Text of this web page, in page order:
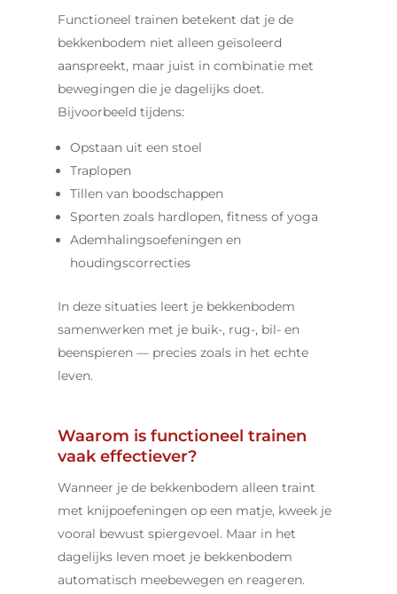
Functioneel trainen betekent dat je de
bekkenbodem niet alleen geïsoleerd
aanspreekt, maar juist in combinatie met
bewegingen die je dagelijks doet.
Bijvoorbeeld tijdens:
Opstaan uit een stoel
Traplopen
Tillen van boodschappen
Sporten zoals hardlopen, fitness of yoga
Ademhalingsoefeningen en
houdingscorrecties
In deze situaties leert je bekkenbodem
samenwerken met je buik-, rug-, bil- en
beenspieren — precies zoals in het echte
leven.
Waarom is functioneel trainen
vaak effectiever?
Wanneer je de bekkenbodem alleen traint
met knijpoefeningen op een matje, kweek je
vooral bewust spiergevoel. Maar in het
dagelijks leven moet je bekkenbodem
automatisch meebewegen en reageren.